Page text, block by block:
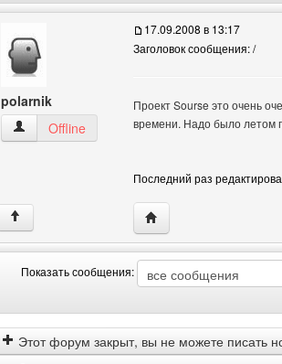
polarnik
polarnik Посмотреть профиль
Offline
17.09.2008 в 13:17
Заголовок сообщения: /
Проект Sourse это очень
времени. Надо было летом
Последний раз
↑ Посетить сайт
Показать сообщения:
сообщения
by
Этот форум закрыт, вы не можете писать